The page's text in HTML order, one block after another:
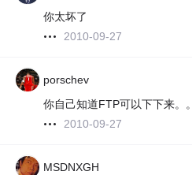
你太坏了
2010-09-27
porschev
你自己知道FTP可以下下来。。
2010-09-27
MSDNXGH